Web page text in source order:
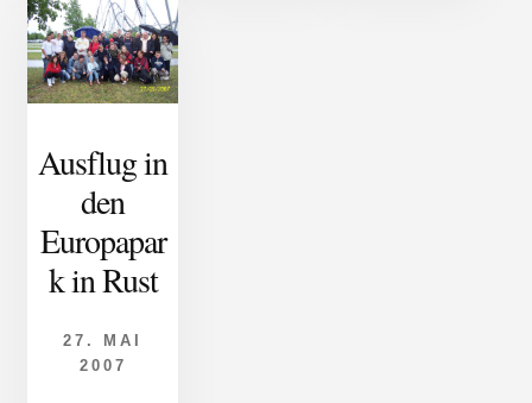
Ausflug in
den
Europapar
k in Rust
27. MAI
2007